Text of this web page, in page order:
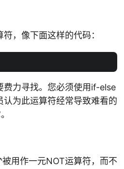
，像下面这样的代码：
费力寻找。您必须使用if-else
为此运算符经常导致难看的
用作一元NOT运算符，而不